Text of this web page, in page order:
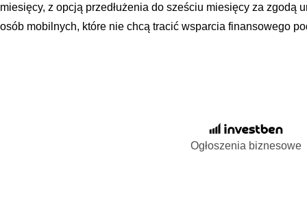
miesięcy, z opcją przedłużenia do sześciu miesięcy za zgodą
osób mobilnych, które nie chcą tracić wsparcia finansowego
Ogłoszenia biznesowe